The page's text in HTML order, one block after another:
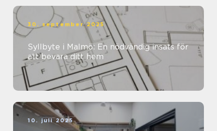
30. september 2025
Syllbyte i Malmö: En nödvändig insats för
att bevara ditt hem
10. juli 2025